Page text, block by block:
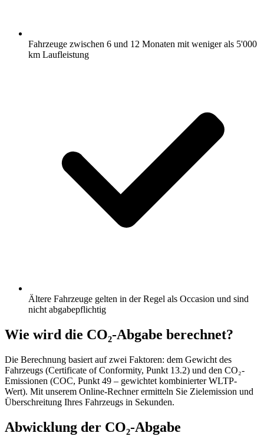
Fahrzeuge zwischen 6 und 12 Monaten mit weniger als 5'000
km Laufleistung
Ältere Fahrzeuge gelten in der Regel als Occasion und sind
nicht abgabepflichtig
Wie wird die CO₂-Abgabe berechnet?
Die Berechnung basiert auf zwei Faktoren: dem Gewicht des
Fahrzeugs (Certificate of Conformity, Punkt 13.2) und den CO₂-
Emissionen (COC, Punkt 49 – gewichtet kombinierter WLTP-
Wert). Mit unserem Online-Rechner ermitteln Sie Zielemission und
Überschreitung Ihres Fahrzeugs in Sekunden.
Abwicklung der CO₂-Abgabe